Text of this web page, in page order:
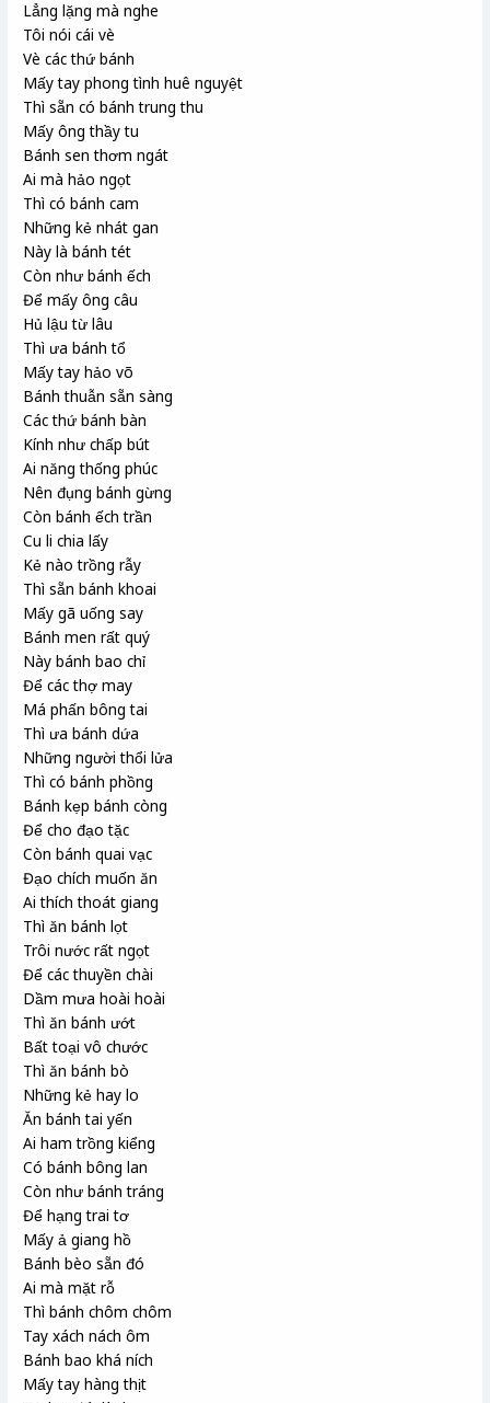
Lẳng lặng mà nghe
Tôi nói cái vè
Vè các thứ bánh
Mấy tay phong tình huê nguyệt
Thì sẵn có bánh trung thu
Mấy ông thầy tu
Bánh sen thơm ngát
Ai mà hảo ngọt
Thì có bánh cam
Những kẻ nhát gan
Này là bánh tét
Còn như bánh ếch
Để mấy ông câu
Hủ lậu từ lâu
Thì ưa bánh tổ
Mấy tay hảo võ
Bánh thuẫn sẵn sàng
Các thứ bánh bàn
Kính như chấp bút
Ai năng thống phúc
Nên đụng bánh gừng
Còn bánh ếch trần
Cu li chia lấy
Kẻ nào trồng rẫy
Thì sẵn bánh khoai
Mấy gã uống say
Bánh men rất quý
Này bánh bao chỉ
Để các thợ may
Má phấn bông tai
Thì ưa bánh dứa
Những người thổi lửa
Thì có bánh phồng
Bánh kẹp bánh còng
Để cho đạo tặc
Còn bánh quai vạc
Đạo chích muốn ăn
Ai thích thoát giang
Thì ăn bánh lọt
Trôi nước rất ngọt
Để các thuyền chài
Dầm mưa hoài hoài
Thì ăn bánh ướt
Bất toại vô chước
Thì ăn bánh bò
Những kẻ hay lo
Ăn bánh tai yến
Ai ham trồng kiểng
Có bánh bông lan
Còn như bánh tráng
Để hạng trai tơ
Mấy ả giang hồ
Bánh bèo sẵn đó
Ai mà mặt rỗ
Thì bánh chôm chôm
Tay xách nách ôm
Bánh bao khá ních
Mấy tay hàng thịt